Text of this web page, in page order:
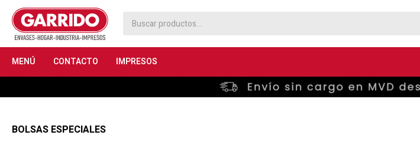
MENÚ CONTACTO IMPRESOS
BOLSAS ESPECIALES